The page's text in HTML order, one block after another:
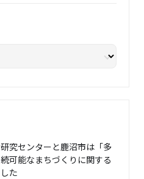
究センターと鹿沼市は「多
可能なまちづくりに関する
た